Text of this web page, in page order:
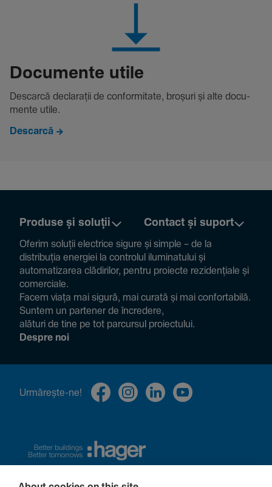
Docu­mente utile
Descarcă decla­rații de conformitate, broșuri și alte docu­
mente utile.
Descarcă
Produse și soluții Contact și suport
Oferim soluții electrice sigure și simple – de la
distribuția energiei la controlul ilumi­na­tului și
auto­ma­ti­zarea clădi­rilor, pentru proiecte rezi­den­țiale și
comer­ciale.
Facem viața mai sigură, mai curată și mai confor­ta­bilă.
Suntem un partener de încre­dere,
alături de tine pe tot parcursul proiec­tului.
Despre noi
Urmă­rește-ne!